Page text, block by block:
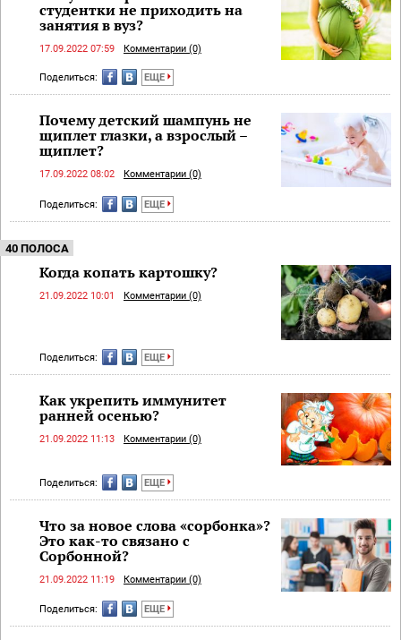
студентки не приходить на
занятия в вуз?
17.09.2022 07:59 Комментарии (0)
Поделиться: ЕЩЕ
Почему детский шампунь не
щиплет глазки, а взрослый –
щиплет?
17.09.2022 08:02 Комментарии (0)
Поделиться: ЕЩЕ
40 ПОЛОСА
Когда копать картошку?
21.09.2022 10:01 Комментарии (0)
Поделиться: ЕЩЕ
Как укрепить иммунитет
ранней осенью?
21.09.2022 11:13 Комментарии (0)
Поделиться: ЕЩЕ
Что за новое слова «сорбонка»?
Это как-то связано с
Сорбонной?
21.09.2022 11:19 Комментарии (0)
Поделиться: ЕЩЕ